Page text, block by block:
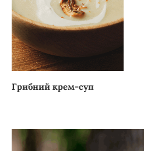
Грибний крем-суп